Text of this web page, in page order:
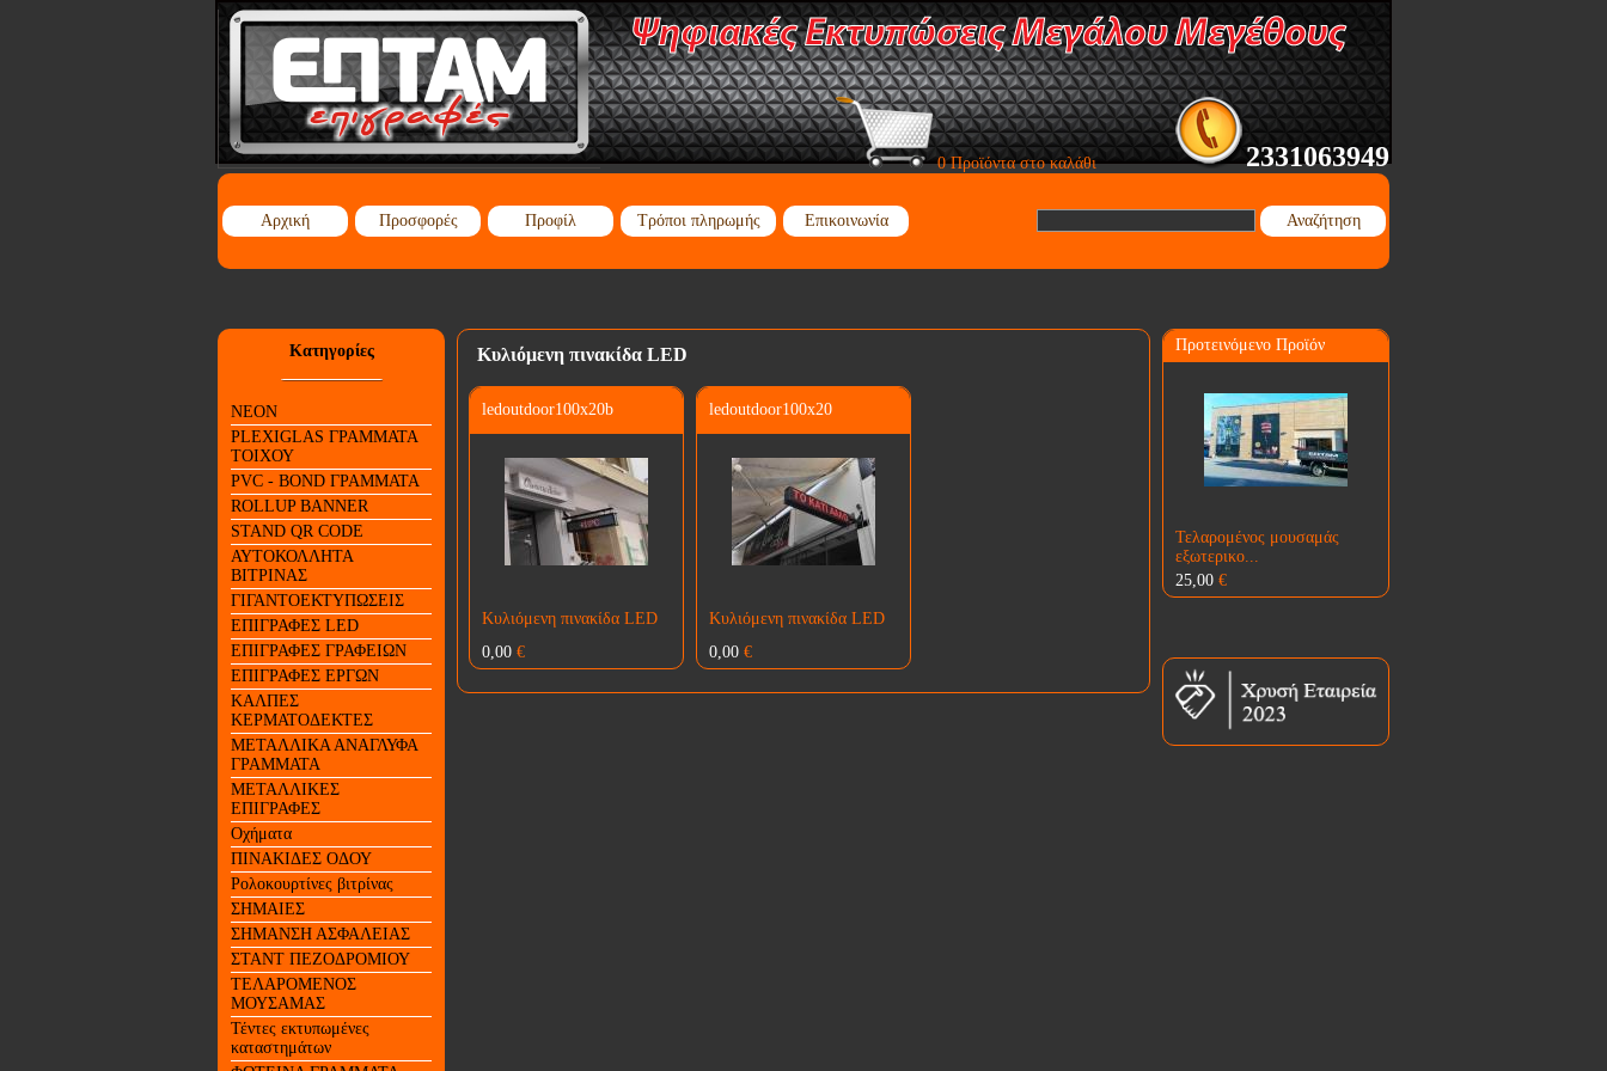
0 Προϊόντα στο καλάθι 2331063949
Αρχική Προσφορές Προφίλ Τρόποι πληρωμής Επικοινωνία Αναζήτηση
Κατηγορίες
NEON
PLEXIGLAS ΓΡΑΜΜΑΤΑ
ΤΟΙΧΟΥ
PVC - BOND ΓΡΑΜΜΑΤΑ
ROLLUP BANNER
STAND QR CODE
ΑΥΤΟΚΟΛΛΗΤΑ
ΒΙΤΡΙΝΑΣ
ΓΙΓΑΝΤΟΕΚΤΥΠΩΣΕΙΣ
ΕΠΙΓΡΑΦΕΣ LED
ΕΠΙΓΡΑΦΕΣ ΓΡΑΦΕΙΩΝ
ΕΠΙΓΡΑΦΕΣ ΕΡΓΩΝ
ΚΑΛΠΕΣ
ΚΕΡΜΑΤΟΔΕΚΤΕΣ
ΜΕΤΑΛΛΙΚΑ ΑΝΑΓΛΥΦΑ
ΓΡΑΜΜΑΤΑ
ΜΕΤΑΛΛΙΚΕΣ
ΕΠΙΓΡΑΦΕΣ
Οχήματα
ΠΙΝΑΚΙΔΕΣ ΟΔΟΥ
Ρολοκουρτίνες βιτρίνας
ΣΗΜΑΙΕΣ
ΣΗΜΑΝΣΗ ΑΣΦΑΛΕΙΑΣ
ΣΤΑΝΤ ΠΕΖΟΔΡΟΜΙΟΥ
ΤΕΛΑΡΟΜΕΝΟΣ
ΜΟΥΣΑΜΑΣ
Τέντες εκτυπωμένες
καταστημάτων
Κυλιόμενη πινακίδα LED
ledoutdoor100x20b
Κυλιόμενη πινακίδα LED
0,00 €
ledoutdoor100x20
Κυλιόμενη πινακίδα LED
0,00 €
Προτεινόμενο Προϊόν
Τελαρομένος μουσαμάς
εξωτερικο...
25,00 €